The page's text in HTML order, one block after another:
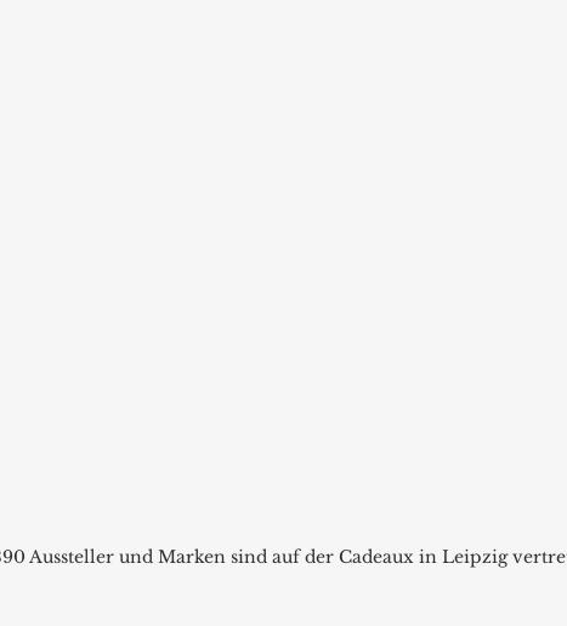
Aussteller und Marken sind auf der Cadeaux in Leipzig